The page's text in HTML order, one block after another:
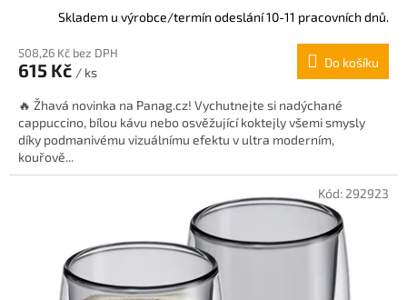
Skladem u výrobce/termín odeslání 10-11 pracovních dnů.
508,26 Kč bez DPH
615 Kč / ks
Do košíku
🔥 Žhavá novinka na Panag.cz! Vychutnejte si nadýchané
cappuccino, bílou kávu nebo osvěžující koktejly všemi smysly
díky podmanivému vizuálnímu efektu v ultra moderním,
kouřově...
Kód: 292923